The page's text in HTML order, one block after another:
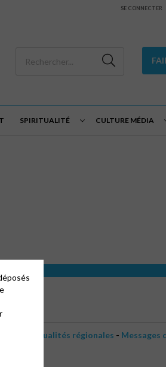
SE CONNECTER
SPIRITUALITÉ CULTURE MÉDIA
Actualités régionales - Messages